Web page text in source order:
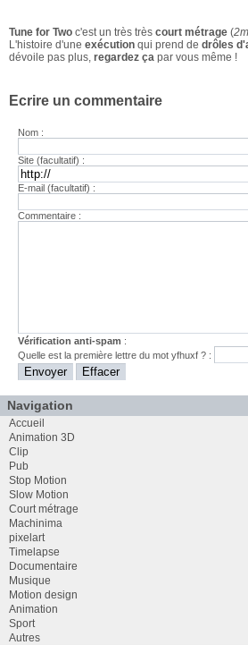
Tune for Two c'est un très très court métrage (
L'histoire d'une exécution qui prend de drôles
dévoile pas plus, regardez ça par vous même !
Ecrire un commentaire
Nom :
Site (facultatif) :
E-mail (facultatif) :
Commentaire :
Vérification anti-spam :
Quelle est lapremière lettre du motyfhuxf ? :
Navigation
Accueil
Animation 3D
Clip
Pub
Stop Motion
Slow Motion
Court métrage
Machinima
pixelart
Timelapse
Documentaire
Musique
Motion design
Animation
Sport
Autres